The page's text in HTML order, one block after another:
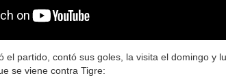
el partido, contó sus goles, la visita el domingo y
se viene contra Tigre: